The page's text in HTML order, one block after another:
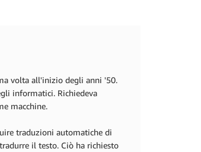
volta all'inizio degli anni '50.
informatici. Richiedeva
macchine.
traduzioni automatiche di
il testo. Ciò ha richiesto